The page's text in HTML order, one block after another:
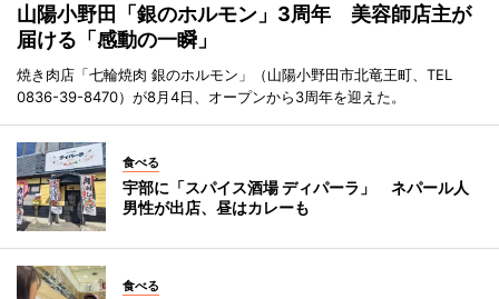
山陽小野田「銀のホルモン」3周年 美容師店主が
届ける「感動の一瞬」
焼き肉店「七輪焼肉 銀のホルモン」（山陽小野田市北竜王町、TEL
0836-39-8470）が8月4日、オープンから3周年を迎えた。
食べる
宇部に「スパイス酒場 ディパーラ」 ネパール人
男性が出店、昼はカレーも
食べる